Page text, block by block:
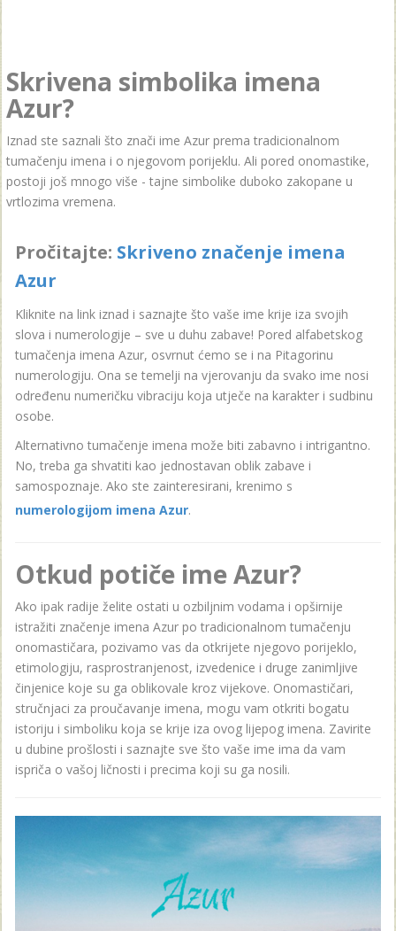
Skrivena simbolika imena
Azur?
Iznad ste saznali što znači ime Azur prema tradicionalnom
tumačenju imena i o njegovom porijeklu. Ali pored onomastike,
postoji još mnogo više - tajne simbolike duboko zakopane u
vrtlozima vremena.
Pročitajte: Skriveno značenje imena
Azur
Kliknite na link iznad i saznajte što vaše ime krije iza svojih
slova i numerologije – sve u duhu zabave! Pored alfabetskog
tumačenja imena Azur, osvrnut ćemo se i na Pitagorinu
numerologiju. Ona se temelji na vjerovanju da svako ime nosi
određenu numeričku vibraciju koja utječe na karakter i sudbinu
osobe.
Alternativno tumačenje imena može biti zabavno i intrigantno.
No, treba ga shvatiti kao jednostavan oblik zabave i
samospoznaje. Ako ste zainteresirani, krenimo s
numerologijom imena Azur.
Otkud potiče ime Azur?
Ako ipak radije želite ostati u ozbiljnim vodama i opširnije
istražiti značenje imena Azur po tradicionalnom tumačenju
onomastičara, pozivamo vas da otkrijete njegovo porijeklo,
etimologiju, rasprostranjenost, izvedenice i druge zanimljive
činjenice koje su ga oblikovale kroz vijekove. Onomastičari,
stručnjaci za proučavanje imena, mogu vam otkriti bogatu
istoriju i simboliku koja se krije iza ovog lijepog imena. Zavirite
u dubine prošlosti i saznajte sve što vaše ime ima da vam
ispriča o vašoj ličnosti i precima koji su ga nosili.